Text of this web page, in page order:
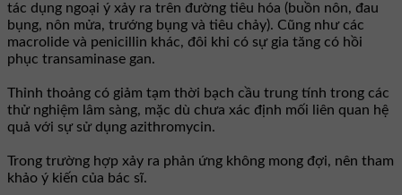
tác dụng ngoại ý xảy ra trên đường tiêu hóa (buồn nôn, đau
bụng, nôn mửa, trướng bụng và tiêu chảy). Cũng như các
macrolide và penicillin khác, đôi khi có sự gia tăng có hồi
phục transaminase gan.
Thỉnh thoảng có giảm tạm thời bạch cầu trung tính trong các
thử nghiệm lâm sàng, mặc dù chưa xác định mối liên quan hệ
quả với sự sử dụng azithromycin.
Trong trường hợp xảy ra phản ứng không mong đợi, nên tham
khảo ý kiến của bác sĩ.